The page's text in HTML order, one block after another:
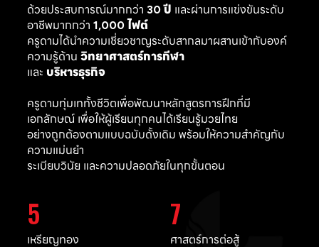
ด้วยประสบการณ์มากกว่า 30 ปี และผ่านการแข่งขันระดับ
อาชีพมากกว่า 1,000 ไฟต์
ครูดามได้นำความเชี่ยวชาญระดับสากลมาผสานเข้ากับองค์
ความรู้ด้าน วิทยาศาสตร์การกีฬา
และ บริหารธุรกิจ
ครูดามทุ่มเททั้งชีวิตเพื่อพัฒนาหลักสูตรการฝึกที่มี
เอกลักษณ์ เพื่อให้ผู้เรียนทุกคนได้เรียนรู้มวยไทย
อย่างถูกต้องตามแบบฉบับดั้งเดิม พร้อมให้ความสำคัญกับ
ความแม่นยำ
ระเบียบวินัย และความปลอดภัยในทุกขั้นตอน
5
เหรียญทอง
7
ศาสตร์การต่อสู้